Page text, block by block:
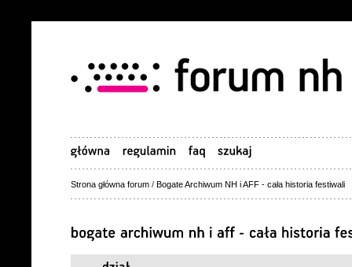
Strona główna forum / Bogate Archiwum NH i AFF - cała historia festiwali